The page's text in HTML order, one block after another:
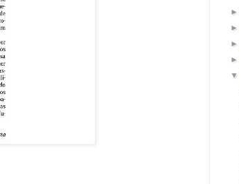
►
►
►
►
▼